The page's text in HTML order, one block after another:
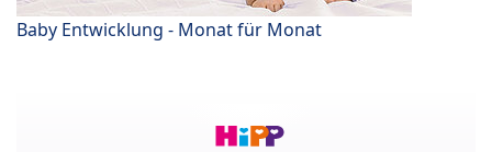
Baby Entwicklung - Monat für Monat